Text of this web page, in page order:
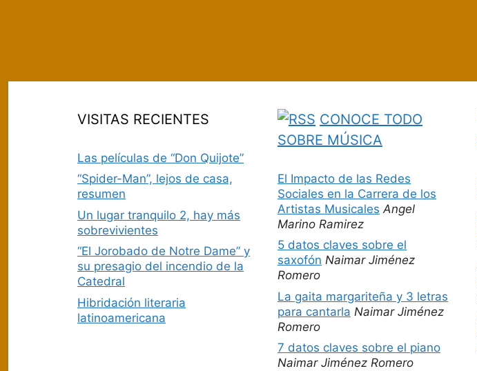
VISITAS RECIENTES
Las películas de “Don Quijote”
“Spider-Man”, lejos de casa,
resumen
Un lugar tranquilo 2, hay más
sobrevivientes
“El Jorobado de Notre Dame” y
su presagio del incendio de la
Catedral
Hibridación literaria
latinoamericana
CONOCE TODO
SOBRE MÚSICA
El Impacto de las Redes
Sociales en la Carrera de los
Artistas Musicales Angel
Marino Ramirez
5 datos claves sobre el
saxofón Naimar Jiménez
Romero
La gaita margariteña y 3 letras
para cantarla Naimar Jiménez
Romero
7 datos claves sobre el piano
Naimar Jiménez Romero